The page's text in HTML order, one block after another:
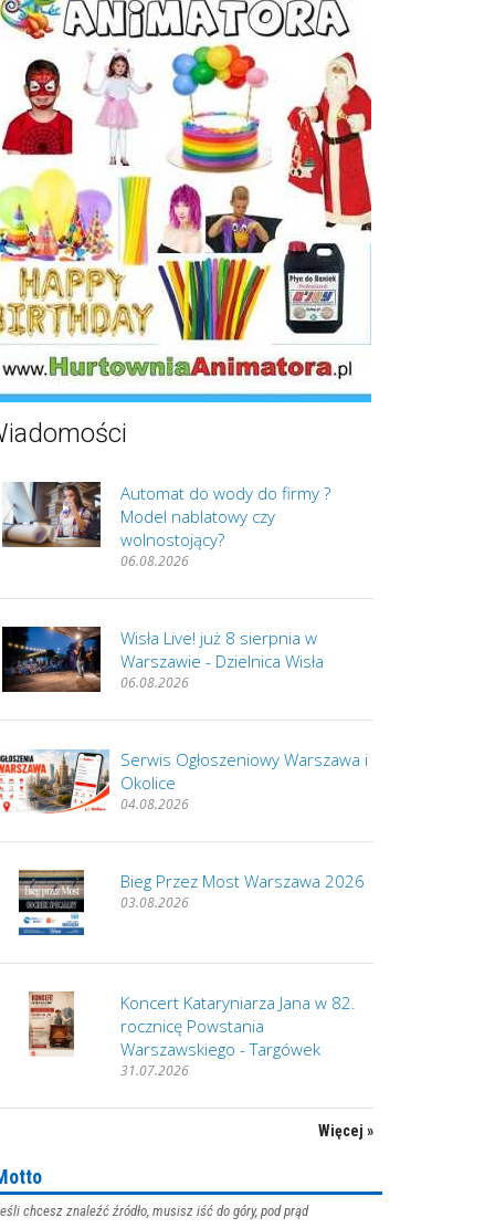
Automat do wody do firmy ?
Model nablatowy czy
wolnostojący?
06.08.2026
Wisła Live! już 8 sierpnia w
Warszawie - Dzielnica Wisła
06.08.2026
Serwis Ogłoszeniowy Warszawa i
Okolice
04.08.2026
Bieg Przez Most Warszawa 2026
03.08.2026
Koncert Kataryniarza Jana w 82.
rocznicę Powstania
Warszawskiego - Targówek
31.07.2026
Więcej »
chcesz znaleźć źródło, musisz iść do góry, pod prąd